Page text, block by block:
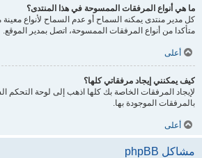
ما هي أنواع المرفقات الممسوحة في هذا المنتدى؟
كل مدير منتدى يمكنه السماح أو عدم السماح لأنواع
متأكدا من أنواع المرفقات الممسوحة، اتصل بمدير الموقع.
أعلى
كيف يمكنني إيجاد مرفقاتي كلها؟
لإيجاد المرفقات الخاصة بك كلها اذهب إلى لوحة التحكم
بالمرفقات الموجودة بها.
أعلى
مشاكل phpBB